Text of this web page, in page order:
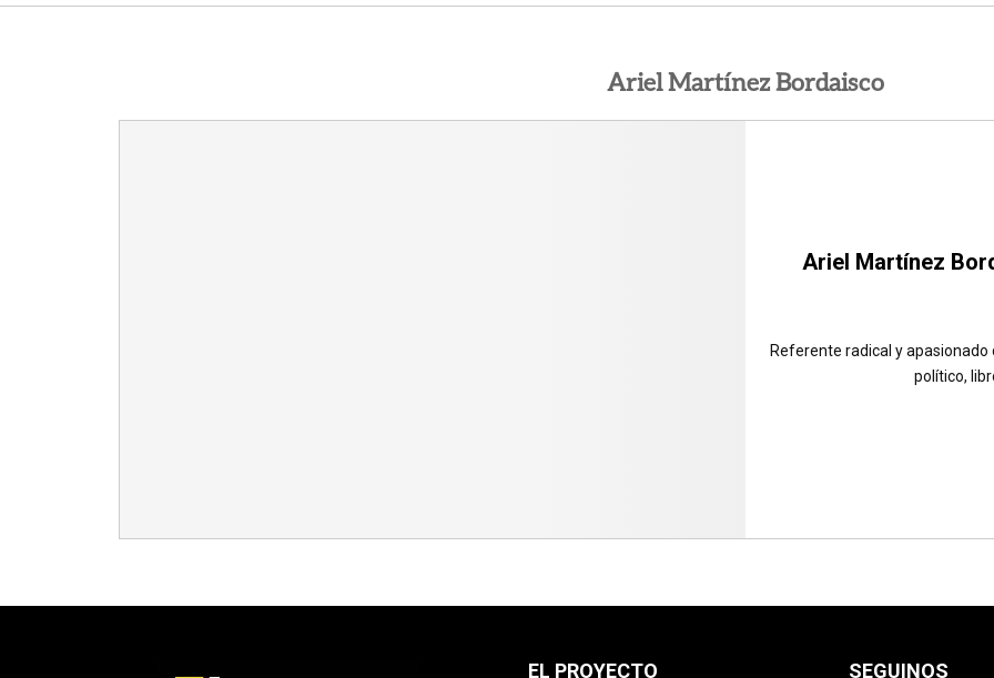
Ariel Martínez Bordaisco
Ariel Martínez
Referente radical y
político,
EL PROYECTO SEGUINOS